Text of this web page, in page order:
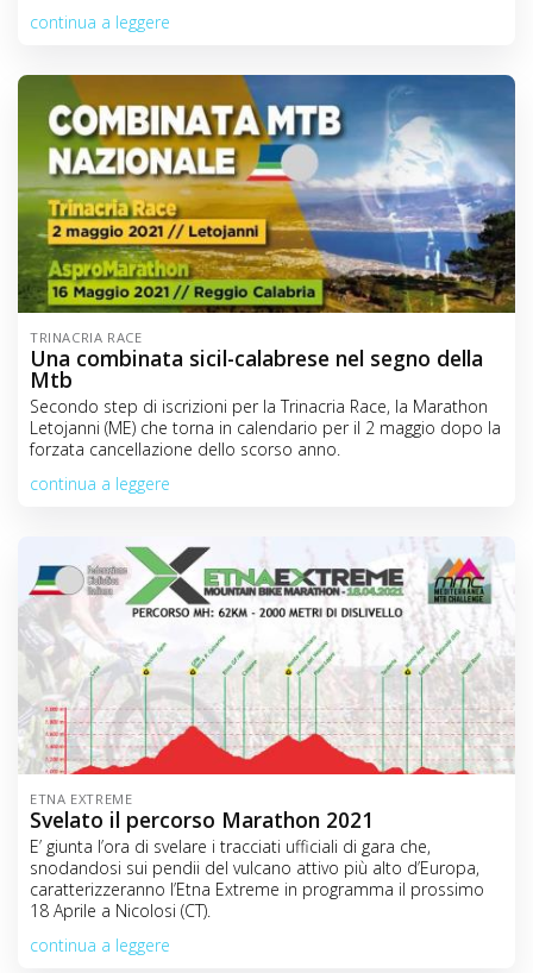
continua a leggere
TRINACRIA RACE
Una combinata sicil-calabrese nel segno della
Mtb
Secondo step di iscrizioni per la Trinacria Race, la Marathon
Letojanni (ME) che torna in calendario per il 2 maggio dopo la
forzata cancellazione dello scorso anno.
continua a leggere
ETNA EXTREME
Svelato il percorso Marathon 2021
E’ giunta l’ora di svelare i tracciati ufficiali di gara che,
snodandosi sui pendii del vulcano attivo più alto d’Europa,
caratterizzeranno l’Etna Extreme in programma il prossimo
18 Aprile a Nicolosi (CT).
continua a leggere